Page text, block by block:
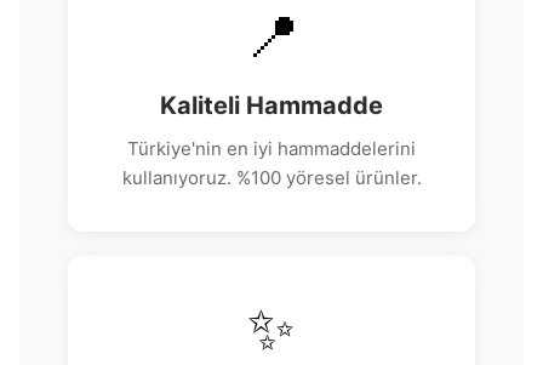
📍
Kaliteli Hammadde
Türkiye'nin en iyi hammaddelerini
kullanıyoruz. %100 yöresel ürünler.
✨